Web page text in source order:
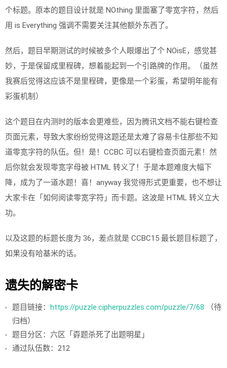
个标题。原本的题目设计就是 NOthing 里面塞了零宽字符，然后
用 is Everything 强调不需要关注其他额外东西了。
然后，题目早期测试的时候被多个人眼爆出了个 NOisE，感觉甚
妙，于是保留成里程碑，想着能起到一个引路牌的作用。（虽然
我赛后觉得这应该不是里程碑，更像是一个彩蛋，希望明年能有
彩蛋机制）
这个题目在内测时的版本会更难些，因为腾讯文档不能右键检查
页面元素，导致大家纷纷觉得这题还是太难了容易卡住那些不知
道零宽字符的队伍。但！是！CCBC 可以右键检查页面元素！然
后你就会发现零宽字母被 HTML 转义了！于是本题难度大幅下
降，成为了一道水题！喜！anyway 我觉得形式更重要，也不想让
大家卡在「如何阅读零宽字符」而卡题。这波是 HTML 转义立大
功。
以及这题的标题长度为 36，差点就是 CCBC15 最长题目标题了，
如果没有哈基米的话。
遗失的解密卡
题目链接： https://puzzle.cipherpuzzles.com/puzzle/7/68 （待
归档）
题目分区：六区「孬题杀死了出题明星」
通过队伍数：212